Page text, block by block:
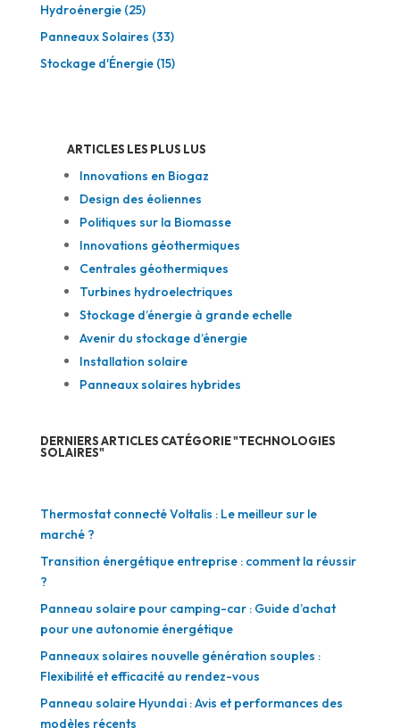
Hydroénergie(25)
Panneaux Solaires (33)
Stockage d'Énergie(15)
ARTICLES LES PLUS LUS
Innovations en Biogaz
Design des éoliennes
Politiques sur la Biomasse
Innovations géothermiques
Centrales géothermiques
Turbines hydroelectriques
Stockage d’énergie à grande echelle
Avenir du stockage d’énergie
Installation solaire
Panneaux solaires hybrides
DERNIERS ARTICLES CATÉGORIE "TECHNOLOGIES
SOLAIRES"
Thermostat connecté Voltalis : Le meilleur sur le
marché ?
Transition énergétique entreprise : comment la réussir
?
Panneau solaire pour camping-car : Guide d’achat
pour une autonomie énergétique
Panneaux solaires nouvelle génération souples :
Flexibilité et efficacité au rendez-vous
Panneau solaire Hyundai : Avis et performances des
modèles récents